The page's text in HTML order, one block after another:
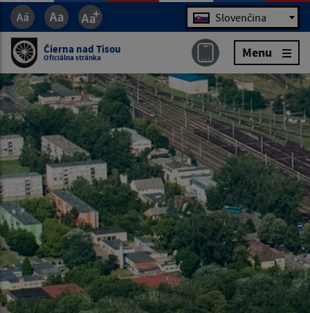
Jazyk Slovenčina
Čierna nad Tisou
Oficiálna stránka Menu